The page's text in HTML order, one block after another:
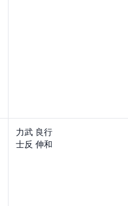
力武 良行
士反 伸和